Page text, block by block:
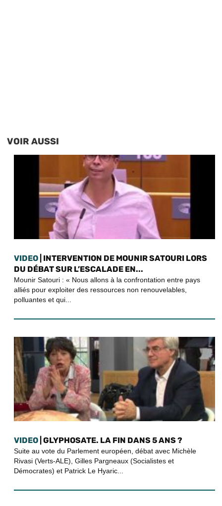
VOIR AUSSI
VIDEO | INTERVENTION DE MOUNIR SATOURI LORS
DU DÉBAT SUR L’ESCALADE EN...
Mounir Satouri : « Nous allons à la confrontation entre pays
alliés pour exploiter des ressources non renouvelables,
polluantes et qui...
VIDEO | GLYPHOSATE. LA FIN DANS 5 ANS ?
Suite au vote du Parlement européen, débat avec Michèle
Rivasi (Verts-ALE), Gilles Pargneaux (Socialistes et
Démocrates) et Patrick Le Hyaric...